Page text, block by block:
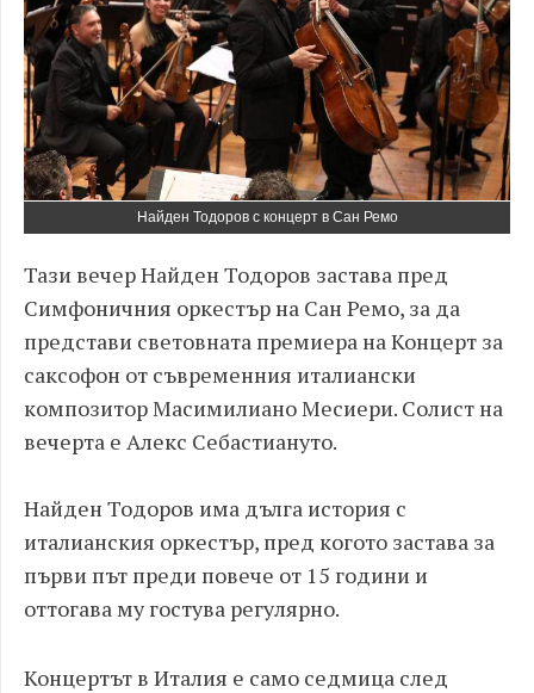
Найден Тодоров с концерт в Сан Ремо
Тази вечер Найден Тодоров застава пред
Симфоничния оркестър на Сан Ремо, за да
представи световната премиера на Концерт за
саксофон от съвременния италиански
композитор Масимилиано Месиери. Солист на
вечерта е Алекс Себастиануто.
Найден Тодоров има дълга история с
италианския оркестър, пред когото застава за
първи път преди повече от 15 години и
оттогава му гостува регулярно.
Концертът в Италия е само седмица след